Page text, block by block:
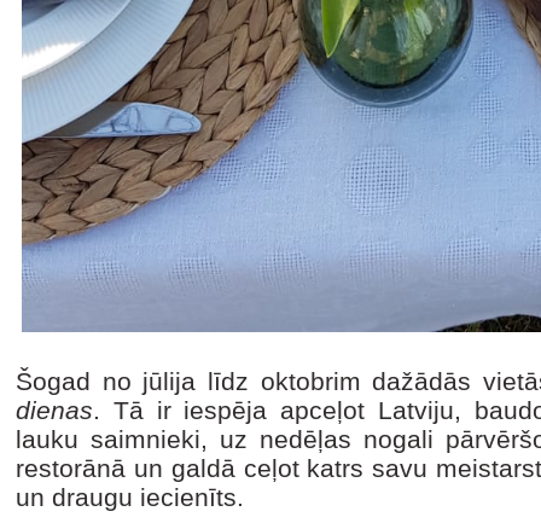
Šogad no jūlija līdz oktobrim dažādās
dienas. Tā ir iespēja apceļot Latviju,
lauku saimnieki, uz nedēļas nogali
restorānā un galdā ceļot katrs savu
un draugu iecienīts.